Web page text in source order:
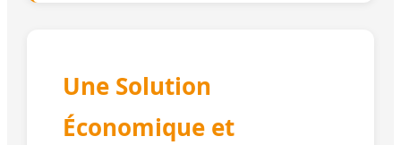
Une Solution
Économique et